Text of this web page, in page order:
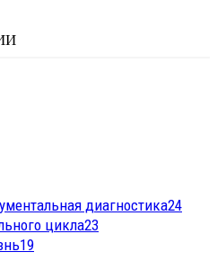
диагностика24
цикла23
19